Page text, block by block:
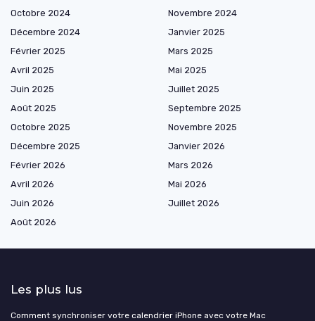
Octobre 2024
Novembre 2024
Décembre 2024
Janvier 2025
Février 2025
Mars 2025
Avril 2025
Mai 2025
Juin 2025
Juillet 2025
Août 2025
Septembre 2025
Octobre 2025
Novembre 2025
Décembre 2025
Janvier 2026
Février 2026
Mars 2026
Avril 2026
Mai 2026
Juin 2026
Juillet 2026
Août 2026
Les plus lus
Comment synchroniser votre calendrier iPhone avec votre Mac